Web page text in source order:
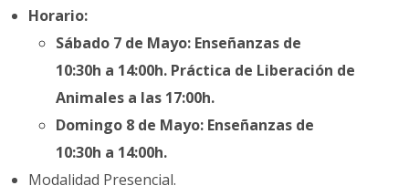
Horario:
Sábado 7 de Mayo: Enseñanzas de
10:30h a 14:00h. Práctica de Liberación de
Animales a las 17:00h.
Domingo 8 de Mayo: Enseñanzas de
10:30h a 14:00h.
Modalidad Presencial.